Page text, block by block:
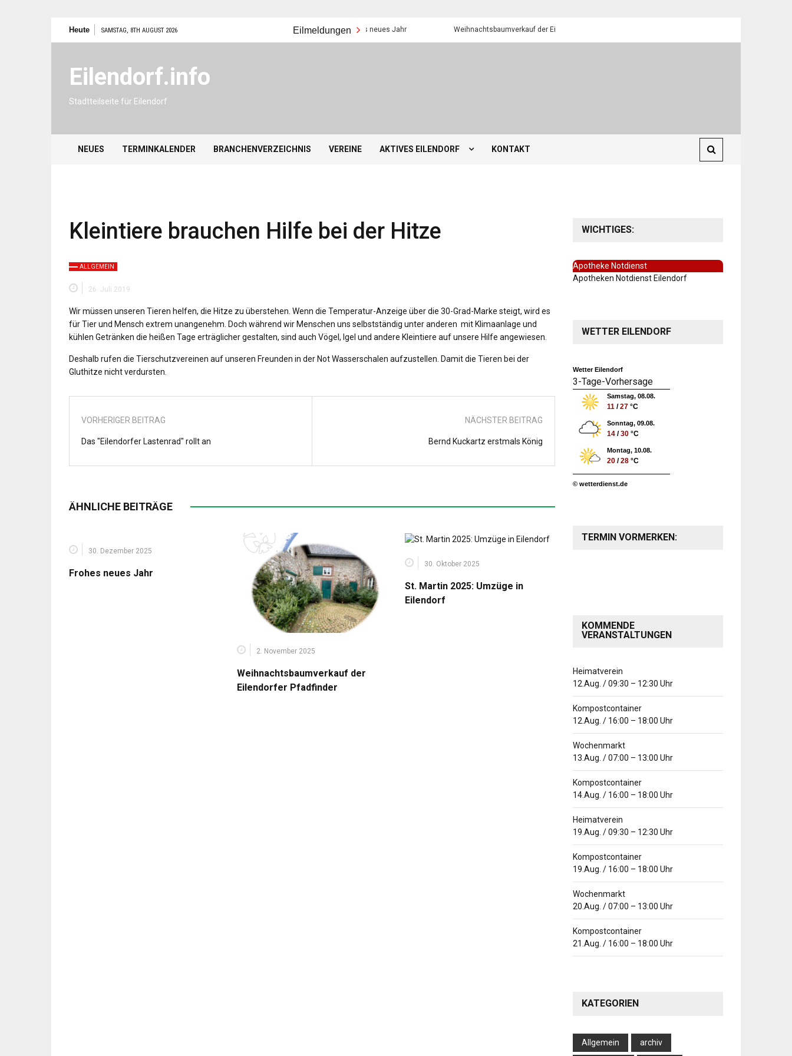
Inhalt
Heute SAMSTAG, 8TH AUGUST 2026 EilmeldungenFrohes neues Jahr Weihnachtsbaumverkauf der Eilendorfer Pfadfinder
Eilendorf.info
Stadtteilseite für Eilendorf
NEUES TERMINKALENDER BRANCHENVERZEICHNIS VEREINE AKTIVES EILENDORF KONTAKT
Kleintiere brauchen Hilfe bei der Hitze
ALLGEMEIN
26. Juli 2019
Wir müssen unseren Tieren helfen, die Hitze zu überstehen. Wenn die Temperatur-Anzeige über die 30-Grad-Marke steigt, wird es
für Tier und Mensch extrem unangenehm. Doch während wir Menschen uns selbstständig unter anderen mit Klimaanlage und
kühlen Getränken die heißen Tage erträglicher gestalten, sind auch Vögel, Igel und andere Kleintiere auf unsere Hilfe angewiesen.
Deshalb rufen die Tierschutzvereinen auf unseren Freunden in der Not Wasserschalen aufzustellen. Damit die Tieren bei der
Gluthitze nicht verdursten.
VORHERIGER BEITRAG
Das "Eilendorfer Lastenrad" rollt an
NÄCHSTER BEITRAG
Bernd Kuckartz erstmals König
ÄHNLICHE BEITRÄGE
30. Dezember 2025
Frohes neues Jahr
2. November 2025
Weihnachtsbaumverkauf der
Eilendorfer Pfadfinder
30. Oktober 2025
St. Martin 2025: Umzüge in
Eilendorf
WICHTIGES:
Apotheke Notdienst
Apotheken Notdienst Eilendorf
WETTER EILENDORF
Wetter Eilendorf
3-Tage-Vorhersage
Samstag, 08.08.
11 /27 °C
Sonntag, 09.08.
14 /30 °C
Montag, 10.08.
20 /28 °C
© wetterdienst.de
TERMIN VORMERKEN:
KOMMENDE
VERANSTALTUNGEN
Heimatverein
12.Aug. /09:30 – 12:30 Uhr
Kompostcontainer
12.Aug. / 16:00 – 18:00 Uhr
Wochenmarkt
13.Aug. /07:00 – 13:00 Uhr
Kompostcontainer
14.Aug. / 16:00 – 18:00 Uhr
Heimatverein
19.Aug. /09:30 – 12:30 Uhr
Kompostcontainer
19.Aug. / 16:00 – 18:00 Uhr
Wochenmarkt
20.Aug. /07:00 – 13:00 Uhr
Kompostcontainer
21.Aug. / 16:00 – 18:00 Uhr
KATEGORIEN
Allgemein archiv